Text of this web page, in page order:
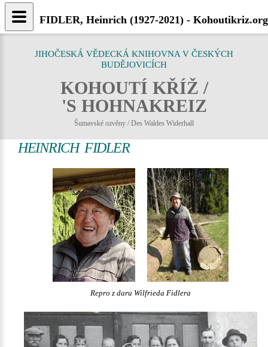
JIHOČESKÁ VĚDECKÁ KNIHOVNA V ČESKÝCH
BUDĚJOVICÍCH
KOHOUTÍ KŘÍŽ /
'S HOHNAKREIZ
Šumavské ozvěny / Des Waldes Widerhall
HEINRICH FIDLER
Repro z daru Wilfrieda Fidlera
FIDLER, Heinrich (1927-2021) - Kohoutikriz.org